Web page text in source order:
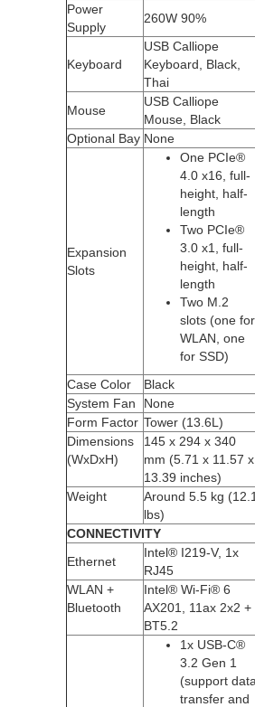
Power
Supply
260W 90%
Keyboard
USB Calliope
Keyboard, Black,
Thai
Mouse
USB Calliope
Mouse, Black
Optional Bay None
Expansion
Slots
One PCIe®
4.0 x16, full-
height, half-
length
Two PCIe®
3.0 x1, full-
height, half-
length
Two M.2
slots (one for
WLAN, one
for SSD)
Case Color
Black
System Fan
None
Form Factor Tower (13.6L)
Dimensions
(WxDxH)
145 x 294 x 340
mm (5.71 x 11.57 x
13.39 inches)
Weight
Around 5.5 kg
lbs)
CONNECTIVITY
Ethernet
Intel® I219-V, 1x
RJ45
WLAN +
Bluetooth
Intel® Wi-Fi® 6
AX201, 11ax 2x2 +
BT5.2
1x USB-C®
3.2 Gen 1
(support
transfer and